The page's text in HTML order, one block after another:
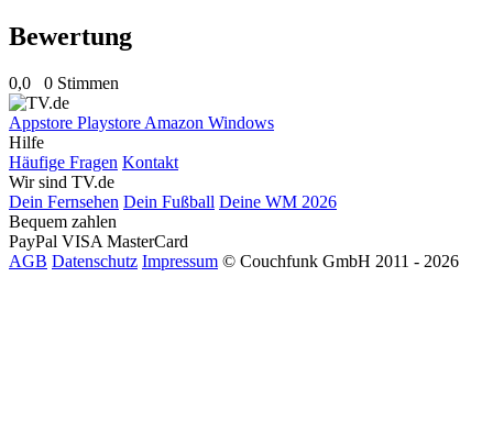
Bewertung
0,0 0 Stimmen
Appstore Playstore Amazon Windows
Hilfe
Häufige Fragen Kontakt
Wir sind TV.de
Dein Fernsehen Dein Fußball Deine WM 2026
Bequem zahlen
PayPal VISA MasterCard
AGB Datenschutz Impressum © Couchfunk GmbH 2011 - 2026